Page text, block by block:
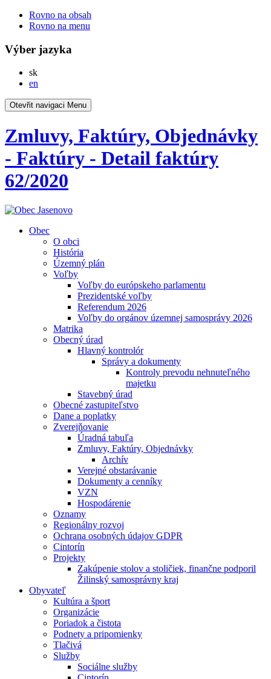
Rovno na obsah
Rovno na menu
Výber jazyka
skSlovensky
en
Otevřit navigaci Menu
Zmluvy, Faktúry, Objednávky
- Faktúry - Detail faktúry
62/2020
Obec
O obci
História
Územný plán
Voľby
Voľby do európskeho parlamentu
Prezidentské voľby
Referendum 2026
Voľby do orgánov územnej samosprávy 2026
Matrika
Obecný úrad
Hlavný kontrolór
Správy a dokumenty
Kontroly prevodu nehnuteľného
majetku
Stavebný úrad
Obecné zastupiteľstvo
Dane a poplatky
Zverejňovanie
Úradná tabuľa
Zmluvy, Faktúry, Objednávky
Archív
Verejné obstarávanie
Dokumenty a cenníky
VZN
Hospodárenie
Oznamy
Regionálny rozvoj
Ochrana osobných údajov GDPR
Cintorín
Projekty
Zakúpenie stolov a stoličiek, finančne podporil
Žilinský samosprávny kraj
Obyvateľ
Kultúra a šport
Organizácie
Poriadok a čistota
Podnety a pripomienky
Tlačivá
Služby
Sociálne služby